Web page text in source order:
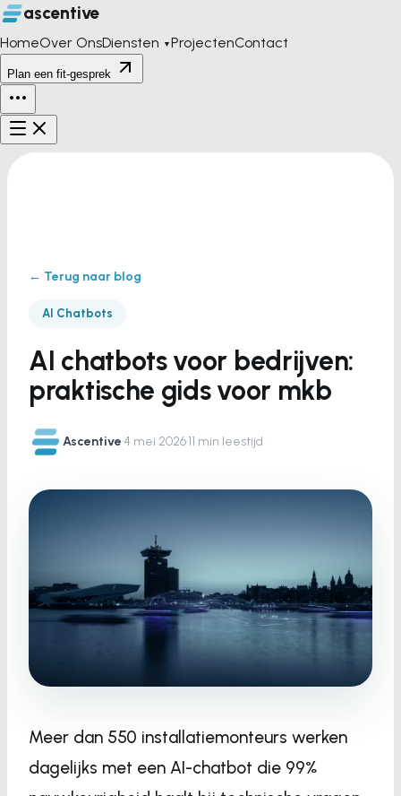
ascentive
HomeOver OnsDiensten ▼ProjectenContact
Plan een fit-gesprek
← Terug naar blog
AI Chatbots
AI chatbots voor bedrijven:
praktische gids voor mkb
Ascentive·4 mei 2026·11 min leestijd
Meer dan 550 installatiemonteurs werken
dagelijks met een AI-chatbot die 99%